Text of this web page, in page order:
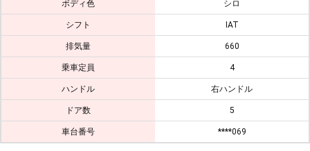
ボディ色 シロ
シフト IAT
排気量 660
乗車定員 4
ハンドル 右ハンドル
ドア数 5
車台番号 ****069